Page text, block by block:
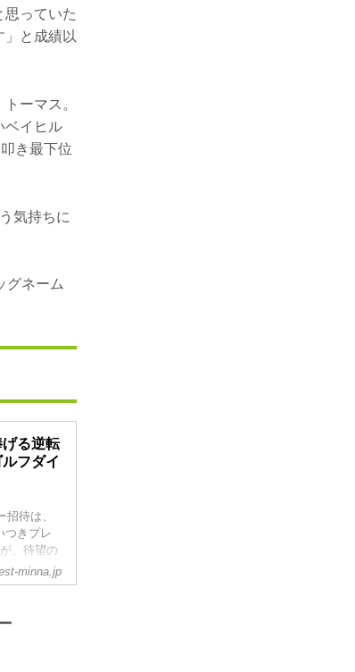
思っていた
と成績以
ーマス。
ベイヒル
き最下位
気持ちに
グネーム
る逆転
フダイ
待は、
つきプレ
、待望の
達成した
ゃんの存
minna.jp